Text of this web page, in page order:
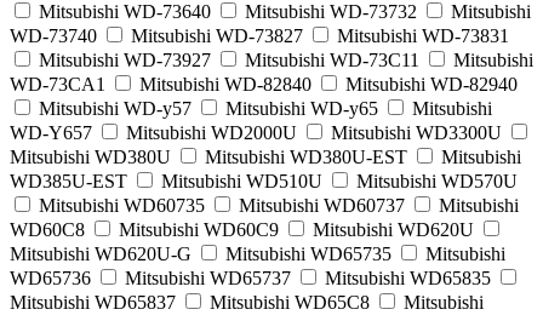
Mitsubishi WD-73640
Mitsubishi WD-73732
Mitsubishi
WD-73740
Mitsubishi WD-73827
Mitsubishi WD-73831
Mitsubishi WD-73927
Mitsubishi WD-73C11
Mitsubishi
WD-73CA1
Mitsubishi WD-82840
Mitsubishi WD-82940
Mitsubishi WD-y57
Mitsubishi WD-y65
Mitsubishi
WD-Y657
Mitsubishi WD2000U
Mitsubishi WD3300U
Mitsubishi WD380U
Mitsubishi WD380U-EST
Mitsubishi
WD385U-EST
Mitsubishi WD510U
Mitsubishi WD570U
Mitsubishi WD60735
Mitsubishi WD60737
Mitsubishi
WD60C8
Mitsubishi WD60C9
Mitsubishi WD620U
Mitsubishi WD620U-G
Mitsubishi WD65735
Mitsubishi
WD65736
Mitsubishi WD65737
Mitsubishi WD65835
Mitsubishi WD65837
Mitsubishi WD65C8
Mitsubishi